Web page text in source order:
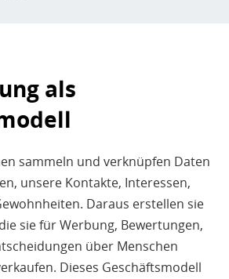
als
sammeln und verknüpfen Daten
unsere Kontakte, Interessen,
Daraus erstellen sie
sie für Werbung, Bewertungen,
über Menschen
Dieses Geschäftsmodell